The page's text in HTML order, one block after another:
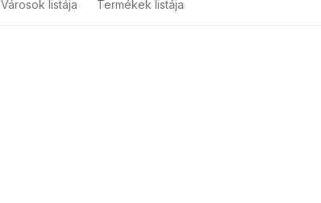
Városok listája Termékek listája